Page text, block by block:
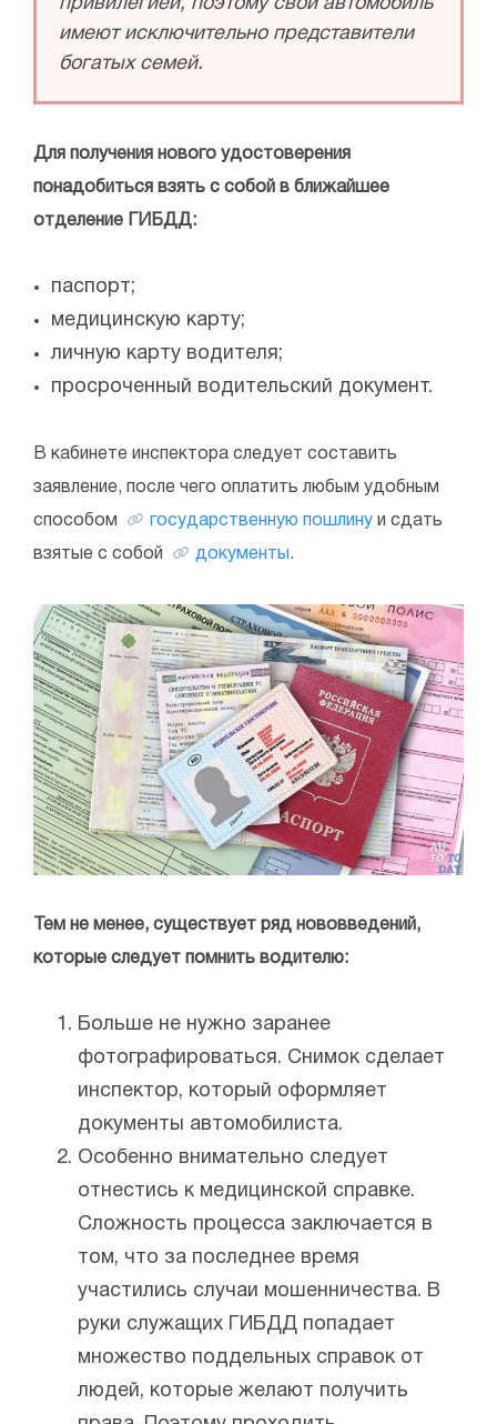
привилегией, поэтому свой автомобиль
имеют исключительно представители
богатых семей.
Для получения нового удостоверения
понадобиться взять с собой в ближайшее
отделение ГИБДД:
паспорт;
медицинскую карту;
личную карту водителя;
просроченный водительский документ.
В кабинете инспектора следует составить
заявление, после чего оплатить любым удобным
способом государственную пошлину и сдать
взятые с собой документы .
Тем не менее, существует ряд нововведений,
которые следует помнить водителю:
Больше не нужно заранее
фотографироваться. Снимок сделает
инспектор, который оформляет
документы автомобилиста.
Особенно внимательно следует
отнестись к медицинской справке.
Сложность процесса заключается в
том, что за последнее время
участились случаи мошенничества. В
руки служащих ГИБДД попадает
множество поддельных справок от
людей, которые желают получить